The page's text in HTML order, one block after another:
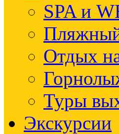
SPA и
Отдых
Туры
Экскурсии